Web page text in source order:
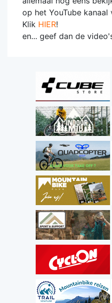
op het YouTube kanaal
Klik HIER!
en... geef dan de